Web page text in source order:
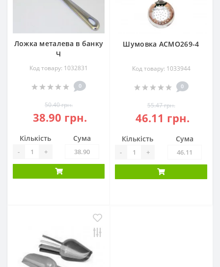
Ложка металева в банку
Ч
Код товару: 1032831
0
50.40 грн.
38.90 грн.
Кількість
- +
Сума
Шумовка АСМО269-4
Код товару: 1033944
0
55.47 грн.
46.11 грн.
Кількість
- +
Сума